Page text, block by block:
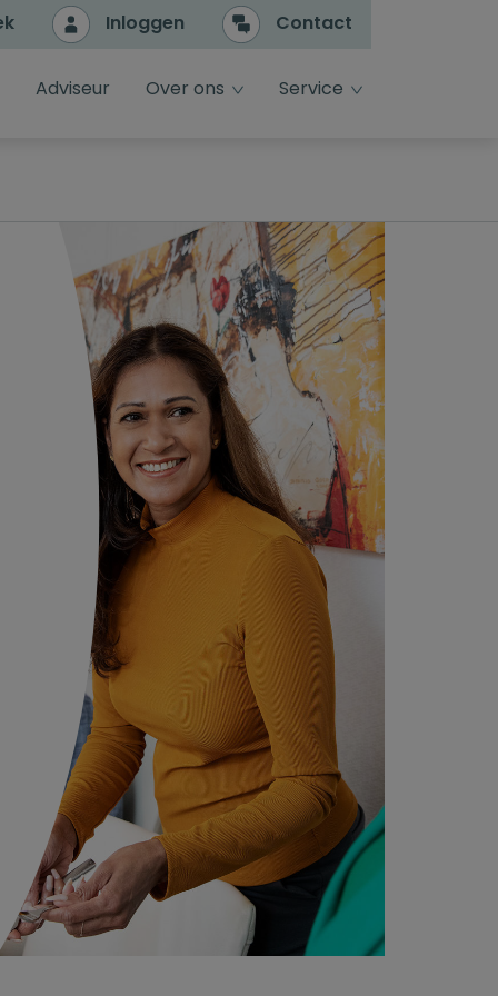
Inloggen Contact
Adviseur Over ons dropdown toggle
Service dropdown toggle